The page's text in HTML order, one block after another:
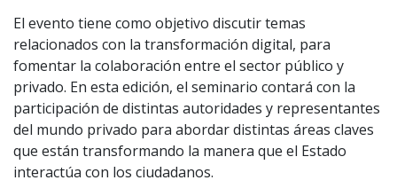
El evento tiene como objetivo discutir temas
relacionados con la transformación digital, para
fomentar la colaboración entre el sector público y
privado. En esta edición, el seminario contará con la
participación de distintas autoridades y representantes
del mundo privado para abordar distintas áreas claves
que están transformando la manera que el Estado
interactúa con los ciudadanos.